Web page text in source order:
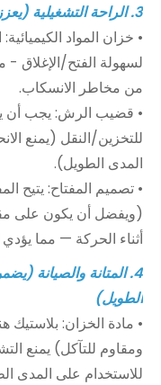
3. الراحة التشغيلية (يعزز الكفاءة)
• خزان المواد
لسهولة الفتح/الإغلاق -
من مخاطر الانسكاب.
• قضيب الرش: يجب أن
للتخزين/النقل (يمنع
المدى الطويل).
• تصميم المفتاح: يتيح
(ويفضل أن يكون على
أثناء الحركة — مما
4. المتانة والصيانة
الطويل)
• مادة الخزان:
ومقاوم للتآكل) يمنع
للاستخدام على المدى